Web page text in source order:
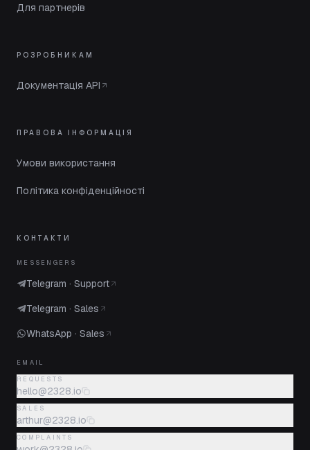
Для партнерів
РОЗРОБНИКАМ
Документація API
ПРАВОВА ІНФОРМАЦІЯ
Умови використання
Політика конфіденційності
КОНТАКТИ
MESSENGERS
Telegram · Support
Telegram · Sales
WhatsApp · Sales
EMAIL
REQUESTS
hello@2328.io
SALES
arthur@2328.io
COMPLAINTS